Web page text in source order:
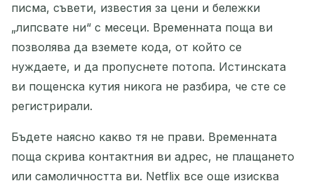
Изтрий избраните Смени имейл
Обнови
Следващо обновление след 15секунди
писма, съвети, известия за цени и бележки
„липсвате ни“ с месеци. Временната поща ви
позволява да вземете кода, от който се
нуждаете, и да пропуснете потопа. Истинската
ви пощенска кутия никога не разбира, че сте се
регистрирали.
Бъдете наясно какво тя не прави. Временната
поща скрива контактния ви адрес, не плащането
или самоличността ви. Netflix все още изисква